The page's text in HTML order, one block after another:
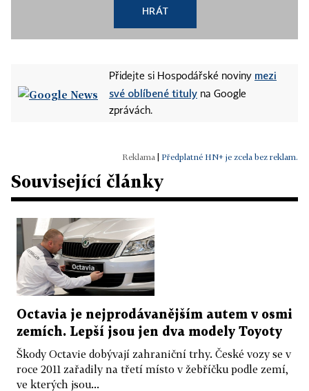
HRÁT
Přidejte si Hospodářské noviny mezi
své oblíbené tituly na Google
zprávách.
Předplatné HN+ je zcela bez reklam.
Související články
Octavia je nejprodávanějším autem v osmi
zemích. Lepší jsou jen dva modely Toyoty
Škody Octavie dobývají zahraniční trhy. České vozy se v
roce 2011 zařadily na třetí místo v žebříčku podle zemí,
ve kterých jsou...